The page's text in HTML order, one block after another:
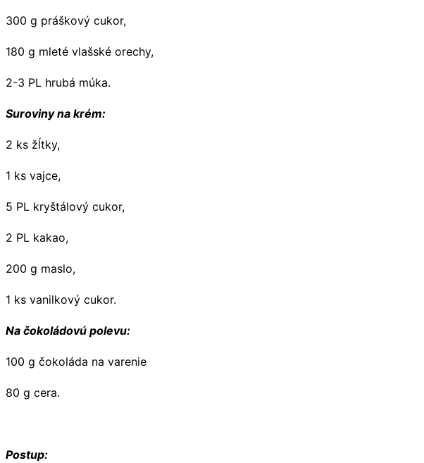
300 g práškový cukor,
180 g mleté vlašské orechy,
2-3 PL hrubá múka.
Suroviny na krém:
2 ks žĺtky,
1 ks vajce,
5 PL kryštálový cukor,
2 PL kakao,
200 g maslo,
1 ks vanilkový cukor.
Na čokoládovú polevu:
100 g čokoláda na varenie
80 g cera.
Postup: